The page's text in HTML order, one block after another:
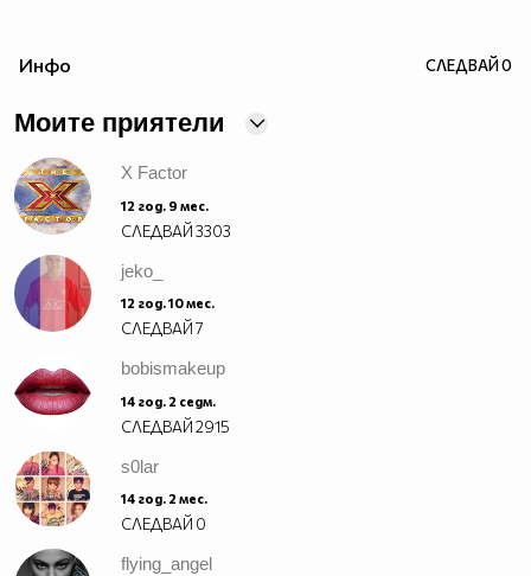
Инфо СЛЕДВАЙ0
Моите приятели
X Factor
12 год. 9 мес.
СЛЕДВАЙ3303
jeko_
12 год. 10 мес.
СЛЕДВАЙ7
bobismakeup
14 год. 2 седм.
СЛЕДВАЙ2915
s0lar
14 год. 2 мес.
СЛЕДВАЙ 0
flying_angel